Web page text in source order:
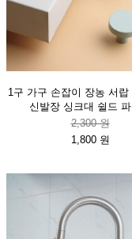
1구 가구 손잡이 장농 서랍
신발장 싱크대 쉴드 파
2,300 원
1,800 원